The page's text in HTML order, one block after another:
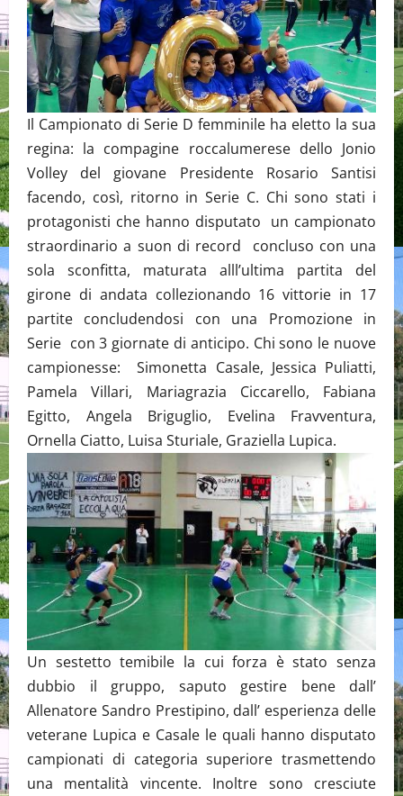
Il Campionato di Serie D femminile ha eletto la sua
regina: la compagine roccalumerese dello Jonio
Volley del giovane Presidente Rosario Santisi
facendo, così, ritorno in Serie C. Chi sono stati i
protagonisti che hanno disputato un campionato
straordinario a suon di record concluso con una
sola sconfitta, maturata alll’ultima partita del
girone di andata collezionando 16 vittorie in 17
partite concludendosi con una Promozione in
Serie con 3 giornate di anticipo. Chi sono le nuove
campionesse: Simonetta Casale, Jessica Puliatti,
Pamela Villari, Mariagrazia Ciccarello, Fabiana
Egitto, Angela Briguglio, Evelina Fravventura,
Ornella Ciatto, Luisa Sturiale, Graziella Lupica.
Un sestetto temibile la cui forza è stato senza
dubbio il gruppo, saputo gestire bene dall’
Allenatore Sandro Prestipino, dall’ esperienza delle
veterane Lupica e Casale le quali hanno disputato
campionati di categoria superiore trasmettendo
una mentalità vincente. Inoltre sono cresciute